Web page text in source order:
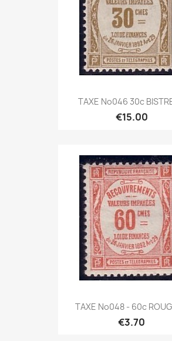
TAXE No046 30c
€15.00
TAXE No048 - 60c
€3.70